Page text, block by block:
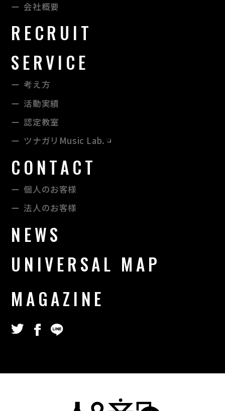
会社概要
RECRUIT
SERVICE
考え方
活動実績
認定教室
ツナガリMusic Lab.
CONTACT
個人のお客様
法⼈のお客様
NEWS
UNIVERSAL MAP
MAGAZINE